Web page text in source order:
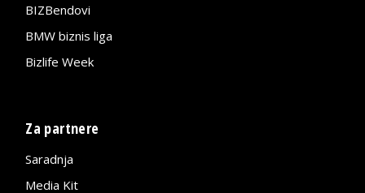
BIZBendovi
BMW biznis liga
Bizlife Week
Za partnere
Saradnja
Media Kit